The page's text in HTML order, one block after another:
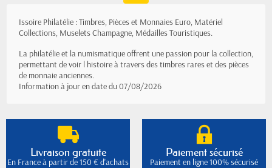
Issoire Philatélie : Timbres, Pièces et Monnaies Euro, Matériel
Collections, Muselets Champagne, Médailles Touristiques.
La philatélie et la numismatique offrent une passion pour la collection,
permettant de voir l histoire à travers des timbres rares et des pièces
de monnaie anciennes.
Information à jour en date du 07/08/2026
Livraison gratuite
En France à partir de 150 € d'achats
Paiement sécurisé
Paiement en ligne 100% sécurisé